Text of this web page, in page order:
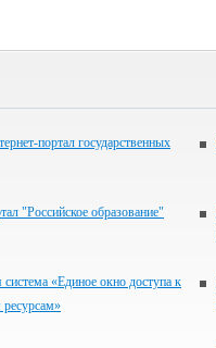
портал государственных
"Российское образование"
«Единое окно доступа к
ресурсам»